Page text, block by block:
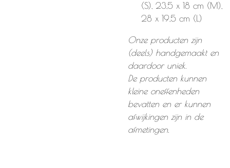
(S), 23,5 x 18 cm (M),
28 x 19,5 cm (L)
Onze producten zijn
(deels) handgemaakt en
daardoor uniek.
De producten kunnen
kleine oneffenheden
bevatten en er kunnen
afwijkingen zijn in de
afmetingen.